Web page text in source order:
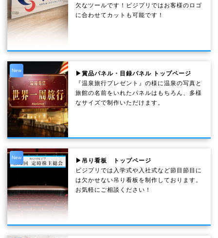
欠なツールです！ビジプリではお客様のロゴ
に合わせてカットも可能です！
New
▶賞品パネル・目録パネル トップページ
『温泉旅行プレゼント』の様に温泉の写真と
旅館の名前をいれたパネルはもちろん、多様
なサイズで制作いただけます。
New
▶吊り看板 トップページ
ビジプリでは入学式や入社式など節目節目に
は欠かせない吊り看板を制作しております。
お気軽にご相談ください！